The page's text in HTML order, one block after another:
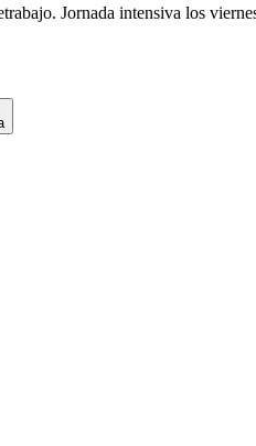
Jornada intensiva los